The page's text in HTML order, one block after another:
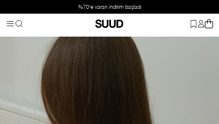
%70'e varan indirim başladı
Üst Giyim Gömlek Ekru Eden Dik Yaka Gömlek